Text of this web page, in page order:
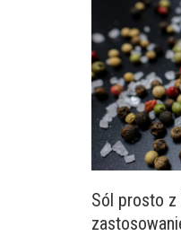
Sól prosto z